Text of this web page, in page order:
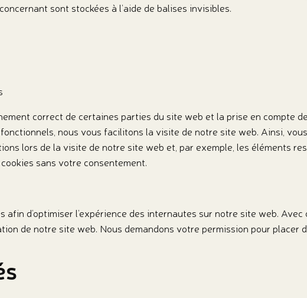
sont stockées à l’aide de balises invisibles.
correct de certaines parties du site web et la prise en compte
nous vous facilitons la visite de notre site web. Ainsi,
lors de la visite de notre site web et, par exemple, les éléments
sans votre consentement.
d’optimiser l’expérience des internautes sur notre site web.
de notre site web. Nous demandons votre permission pour placer